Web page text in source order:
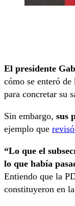
El presidente
cómo se enteró
para concretar su
Sin embargo, sus
ejemplo que
“Lo que el
lo que había
Entiendo que la
constituyeron en